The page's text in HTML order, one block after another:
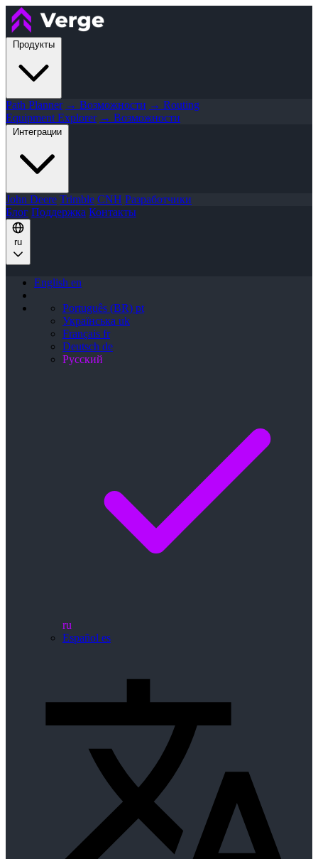
Продукты
Path Planner → Возможности → Routing
Equipment Explorer → Возможности
Интеграции
John Deere Trimble CNH Разработчики
Блог Поддержка Контакты
ru
English en
Português (BR) pt
Українська uk
Français fr
Deutsch de
Русский
ru
Español es